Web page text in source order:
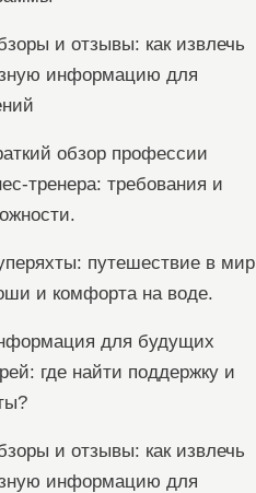
и отзывы: как извлечь
информацию для
обзор профессии
тренера: требования и
путешествие в мир
и комфорта на воде.
для будущих
где найти поддержку и
и отзывы: как извлечь
информацию для